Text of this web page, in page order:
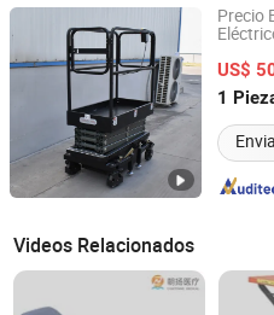
Precio
US$
1
Qingdao Eterlift Machinery
Shandong, China
Videos Relacionados